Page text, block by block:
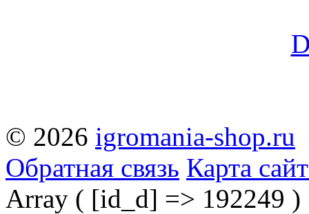
© 2026 igromania-shop.ru
Обратная связь Карта
Array ( [id_d] => 192249 )